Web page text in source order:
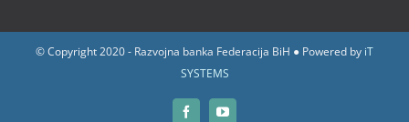
© Copyright 2020 - Razvojna banka Federacija BiH ● Powered by iT
SYSTEMS
FacebookYouTube